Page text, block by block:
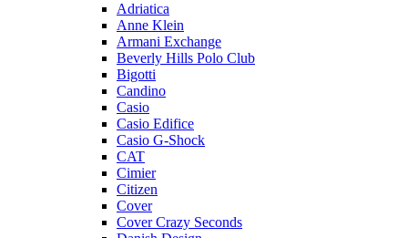
Adriatica
Anne Klein
Armani Exchange
Beverly Hills Polo Club
Bigotti
Candino
Casio
Casio Edifice
Casio G-Shock
CAT
Cimier
Citizen
Cover
Cover Crazy Seconds